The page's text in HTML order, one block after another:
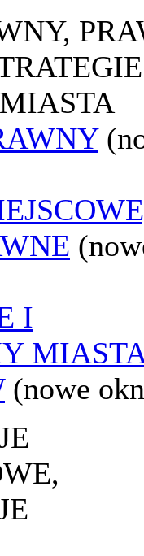
I
(nowe